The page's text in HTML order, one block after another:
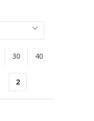
30 40
2